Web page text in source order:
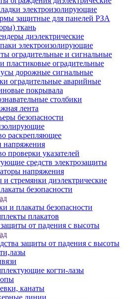
электроизолирующие
защитные для панелей РЗА
ткань
диэлектрические
электроизолирующие
оградительные и сигнальные
пластиковые оградительные
дорожные сигнальные
оградительные аварийные
покрывала
столбики
лента
безопасности
раскрепляющее
напряжения
проверки указателей
средств электрозащиты
напряжения
стремянки диэлектрические
безопасности
и плакаты безопасности
плакатов
от падения с высоты
защиты от падения с высоты
когти-лазы
канаты
линии